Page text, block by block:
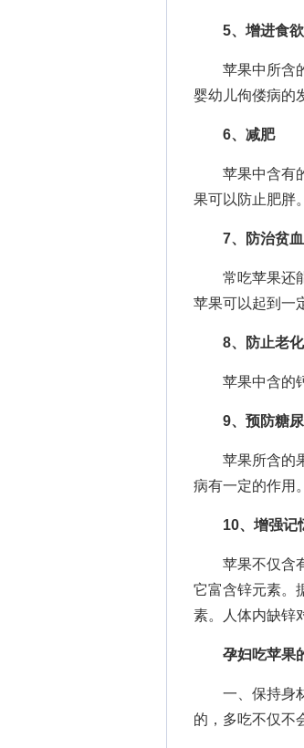
5、增进食欲
苹果中所含的
婴幼儿佝偻病的
6、减肥
苹果中含有的
果可以防止肥胖
7、防治贫血
常吃苹果还能
苹果可以起到一
8、防止老化
苹果中含的钙
9、预防糖尿
苹果所含的果
病有一定的作用
10、增强记
苹果不仅含有
它富含锌元素。
素。人体内缺锌
孕妇吃苹果
一、保持身材
的，多吃不仅不